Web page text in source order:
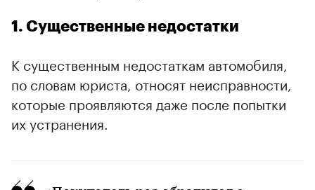
1. Существенные недостатки
К существенным недостаткам автомобиля,
по словам юриста, относят неисправности,
которые проявляются даже после попытки
их устранения.